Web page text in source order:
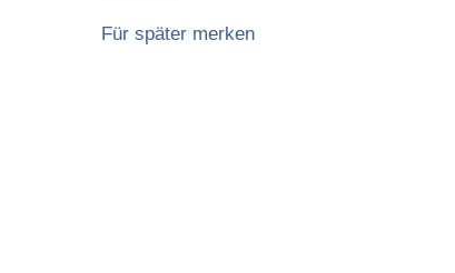
Für später merken